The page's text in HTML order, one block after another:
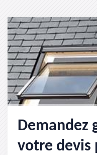
Demandez
votre devis